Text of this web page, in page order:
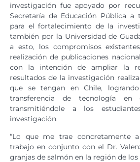
investigación fue apoyado por
Secretaría de Educación Pública a
para el fortalecimiento de la
también por la Universidad de
a esto, los compromisos
realización de publicaciones
con la intención de ampliar la
resultados de la investigación
que se tengan en Chile,
transferencia de tecnología
transmitiéndole a los
investigación.
“Lo que me trae concretamente
trabajo en conjunto con el Dr.
granjas de salmón en la región de